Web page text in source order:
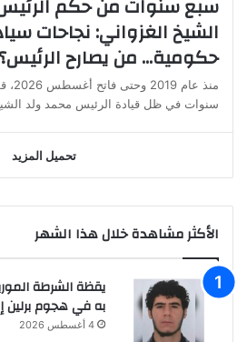
سبع سنوات من حكم
الشيخ الغزواني: نجاحات
حكومية… من يصارح الرئيس؟
منذ
سنوات في ظل قيادة الرئيس محمد ولد
تحميل المزيد
الأكثر مشاهدة خلال هذا الشهر
يقظة الشرطة
به في هجوم برلين
4 أغسطس 2026